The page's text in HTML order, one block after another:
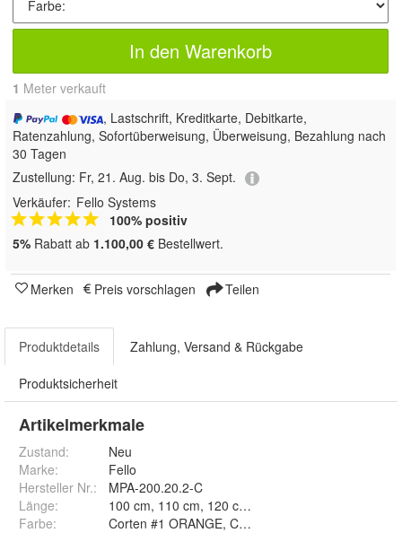
In den Warenkorb
1 Meter verkauft
, Lastschrift, Kreditkarte, Debitkarte,
Ratenzahlung, Sofortüberweisung, Überweisung, Bezahlung nach
30 Tagen
Zustellung: Fr, 21. Aug. bis Do, 3. Sept.
Verkäufer: Fello Systems
100% positiv
5% Rabatt ab 1.100,00 € Bestellwert.
Merken Preis vorschlagen Teilen
Produktdetails Zahlung, Versand & Rückgabe
Produktsicherheit
Artikelmerkmale
Zustand:
Neu
Marke:
Fello
Hersteller Nr.:
MPA-200.20.2-C
Länge:
Farbe: